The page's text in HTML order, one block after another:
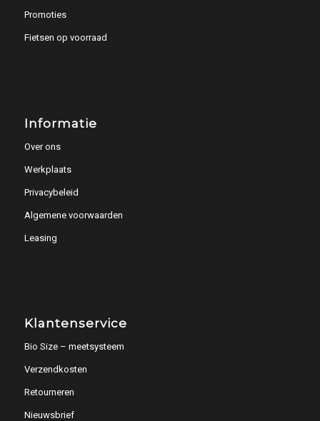
Promoties
Fietsen op voorraad
Informatie
Over ons
Werkplaats
Privacybeleid
Algemene voorwaarden
Leasing
Klantenservice
Bio Size – meetsysteem
Verzendkosten
Retourneren
Nieuwsbrief